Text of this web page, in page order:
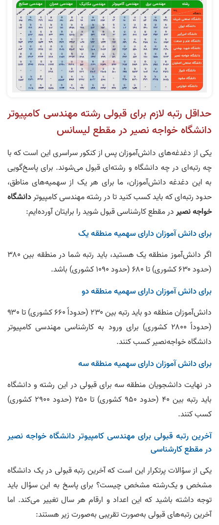
حداقل رتبه لازم برای قبولی رشته مهندسی کامپیوتر
دانشگاه خواجه‌ نصیر در مقطع لیسانس
یکی از دغدغه‌های دانش‌آموزان پس از کنکور سراسری این است که با
چه‌ رتبه‌ای در چه دانشگاه و رشته‌ای قبول می‌شوند. برای پاسخ‌گویی
به این دغدغه دانش‌آموزان، ما برای هر یک از سهمیه‌های مناطق،
حدود رتبه‌ای که باید کسب کنید تا در رشته مهندسی کامپیوتردانشگاه
خواجه‌ نصیردر مقطع کارشناسی قبول شوید را برایتان آورده‌ایم:
برای دانش‌ آموزان دارای سهمیه منطقه یک
اگر دانش‌آموز منطقه یک هستید، باید رتبه شما در منطقه بین ۳۸۰
(حدود ۶۳۰ کشوری) تا ۶۸۰ (حدود ۱۰۹۰ کشوری) باشد.
برای دانش‌ آموزان دارای سهمیه منطقه دو
دانش‌‌آموزان منطقه دو باید رتبه بین ۲۳۰ (حدوداً ۶۶۰ کشوری) تا ۹۳۰
(حدوداً ۲۸۰۰ کشوری) برای ورود به کارشناسی مهندسی کامپیوتر
دانشگاه خواجه‌نصیر کسب کنند.
برای دانش‌ آموزان دارای سهمیه منطقه سه
در نهایت دانشجویان منطقه سه برای قبولی در این رشته و دانشگاه
باید رتبه بین ۴۰ (حدود ۹۵۰ کشوری) تا ۲۵۰ (حدود ۲۹۰۰ کشوری)
کسب کنند.
آخرین رتبه قبولی برای مهندسی کامپیوتر دانشگاه خواجه‌ نصیر
در مقطع کارشناسی
یکی از سؤالات پر‌تکرار این است که آخرین رتبه قبولی در یک دانشگاه
مشخص و یک‌رشته مشخص چیست؟ برای پاسخ به این سؤال باید
توجه داشته باشید که این اعداد و ارقام هر سال تغییر می‌کند. اما
آخرین رتبه‌های قبولی به‌صورت تقریبی به‌صورت زیر هستند: